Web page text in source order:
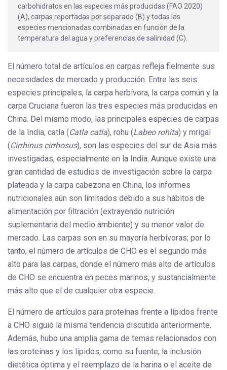
carbohidratos en las especies más producidas (FAO 2020)
(A), carpas reportadas por separado (B) y todas las
especies mencionadas combinadas en función de la
temperatura del agua y preferencias de salinidad (C).
El número total de artículos en carpas refleja fielmente sus
necesidades de mercado y producción. Entre las seis
especies principales, la carpa herbívora, la carpa común y la
carpa Cruciana fueron las tres especies más producidas en
China. Del mismo modo, las principales especies de carpas
de la India, catla (Catla catla), rohu (Labeo rohita) y mrigal
(Cirrhinus cirrhosus), son las especies del sur de Asia más
investigadas, especialmente en la India. Aunque existe una
gran cantidad de estudios de investigación sobre la carpa
plateada y la carpa cabezona en China, los informes
nutricionales aún son limitados debido a sus hábitos de
alimentación por filtración (extrayendo nutrición
suplementaria del medio ambiente) y su menor valor de
mercado. Las carpas son en su mayoría herbívoras; por lo
tanto, el número de artículos de CHO es el segundo más
alto para las carpas, donde el número más alto de artículos
de CHO se encuentra en peces marinos, y sustancialmente
más alto que el de cualquier otra especie.
El número de artículos para proteínas frente a lípidos frente
a CHO siguió la misma tendencia discutida anteriormente.
Además, hubo una amplia gama de temas relacionados con
las proteínas y los lípidos, como su fuente, la inclusión
dietética óptima y el reemplazo de la harina o el aceite de